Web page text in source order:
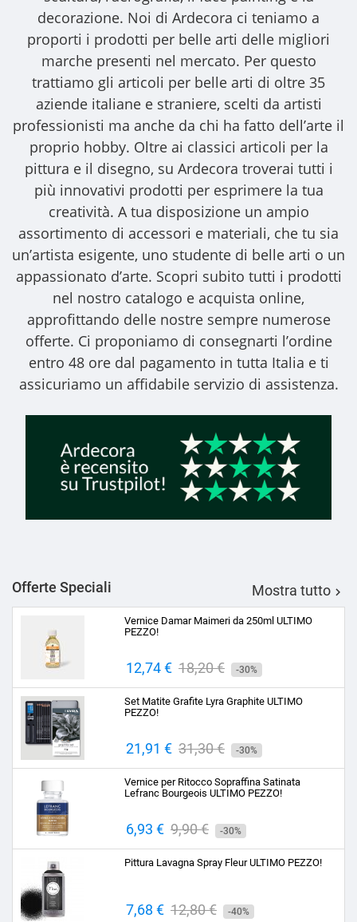
decorazione. Noi di Ardecora ci teniamo a
proporti i prodotti per belle arti delle migliori
marche presenti nel mercato. Per questo
trattiamo gli articoli per belle arti di oltre 35
aziende italiane e straniere, scelti da artisti
professionisti ma anche da chi ha fatto dell’arte il
proprio hobby. Oltre ai classici articoli per la
pittura e il disegno, su Ardecora troverai tutti i
più innovativi prodotti per esprimere la tua
creatività. A tua disposizione un ampio
assortimento di accessori e materiali, che tu sia
un’artista esigente, uno studente di belle arti o un
appassionato d’arte. Scopri subito tutti i prodotti
nel nostro catalogo e acquista online,
approfittando delle nostre sempre numerose
offerte. Ci proponiamo di consegnarti l’ordine
entro 48 ore dal pagamento in tutta Italia e ti
assicuriamo un affidabile servizio di assistenza.
Offerte Speciali Mostra tutto 
Vernice Damar Maimeri da 250ml ULTIMO
PEZZO!
Prezzo
12,74 € Prezzo
base
18,20 € -30%
Set Matite Grafite Lyra Graphite ULTIMO
PEZZO!
Prezzo
21,91 € Prezzo
base
31,30 € -30%
Vernice per Ritocco Sopraffina Satinata
Lefranc Bourgeois ULTIMO PEZZO!
Prezzo
6,93 € Prezzo
base
9,90 € -30%
Pittura Lavagna Spray Fleur ULTIMO PEZZO!
Prezzo
7,68 € Prezzo
12,80 € -40%